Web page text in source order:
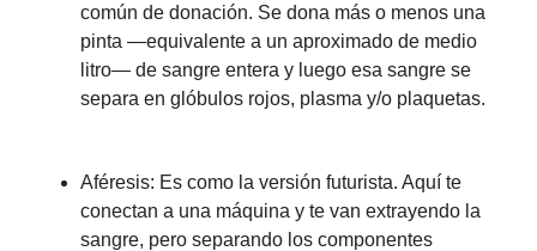
común de donación. Se dona más o menos una
pinta —equivalente a un aproximado de medio
litro— de sangre entera y luego esa sangre se
separa en glóbulos rojos, plasma y/o plaquetas.
Aféresis: Es como la versión futurista. Aquí te
conectan a una máquina y te van extrayendo la
sangre, pero separando los componentes